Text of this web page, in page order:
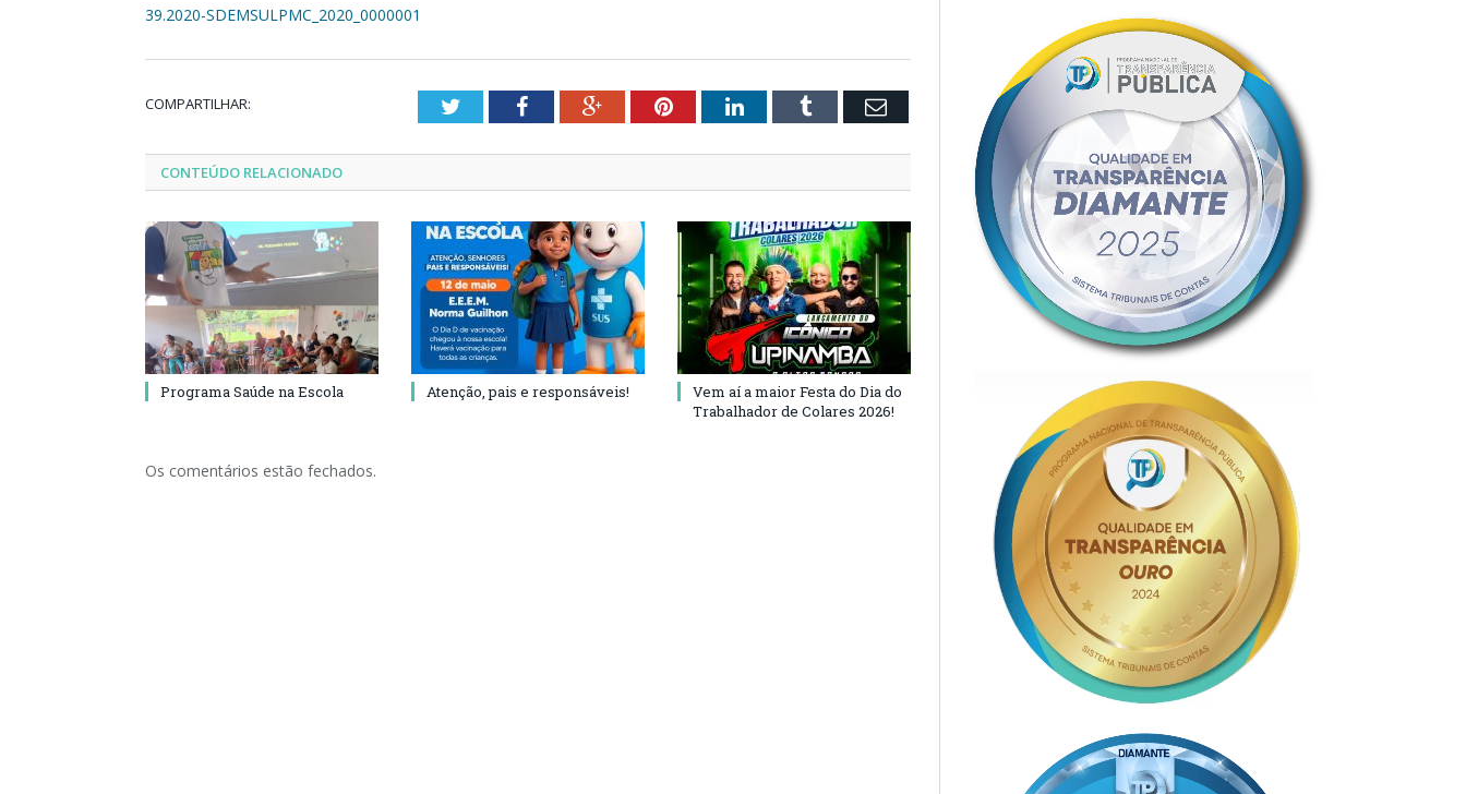
39.2020-SDEMSULPMC_2020_0000001
COMPARTILHAR: TwitterFacebookGoogle+PinterestLinkedInTumblr Email
CONTEÚDO RELACIONADO
Programa Saúde na Escola Atenção, pais e responsáveis!
Vem aí a maior Festa do Dia do
Trabalhador de Colares 2026!
Os comentários estão fechados.